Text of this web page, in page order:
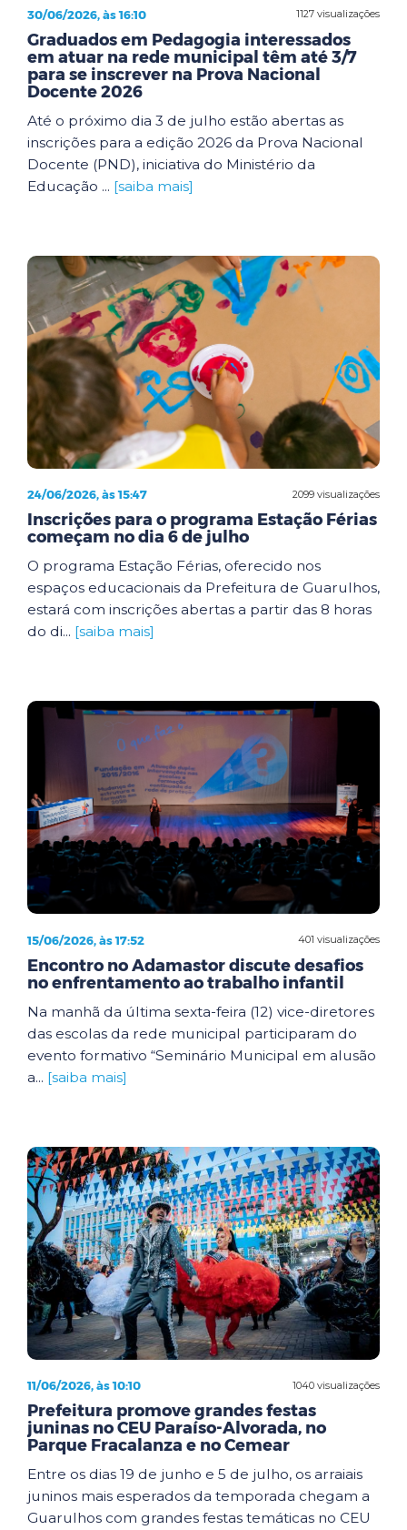
1127 visualizações
30/06/2026, às 16:10
Graduados em Pedagogia interessados
em atuar na rede municipal têm até 3/7
para se inscrever na Prova Nacional
Docente 2026
Até o próximo dia 3 de julho estão abertas as
inscrições para a edição 2026 da Prova Nacional
Docente (PND), iniciativa do Ministério da
Educação ... [saiba mais]
2099 visualizações
24/06/2026, às 15:47
Inscrições para o programa Estação Férias
começam no dia 6 de julho
O programa Estação Férias, oferecido nos
espaços educacionais da Prefeitura de Guarulhos,
estará com inscrições abertas a partir das 8 horas
do di... [saiba mais]
401 visualizações
15/06/2026, às 17:52
Encontro no Adamastor discute desafios
no enfrentamento ao trabalho infantil
Na manhã da última sexta-feira (12) vice-diretores
das escolas da rede municipal participaram do
evento formativo “Seminário Municipal em alusão
a... [saiba mais]
1040 visualizações
11/06/2026, às 10:10
Prefeitura promove grandes festas
juninas no CEU Paraíso-Alvorada, no
Parque Fracalanza e no Cemear
Entre os dias 19 de junho e 5 de julho, os arraiais
juninos mais esperados da temporada chegam a
Guarulhos com grandes festas temáticas no CEU